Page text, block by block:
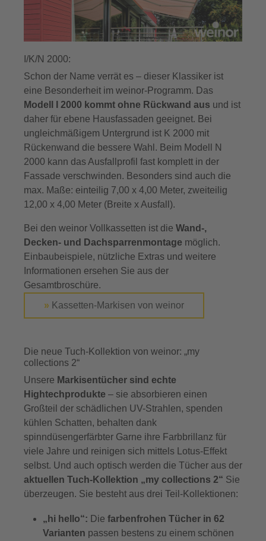
I/K/N 2000:
Schon der Name verrät es – dieser Klassiker ist
eine Besonderheit im weinor-Programm. Das
Modell I 2000 kommt ohne Rückwand aus und ist
daher für ebene Hausfassaden geeignet. Bei
ungleichmäßigem Untergrund ist K 2000 mit
Rückenwand die bessere Wahl. Beim Modell N
2000 kann das Ausfallprofil fast komplett in der
Fassade verschwinden. Besonders sind auch die
max. Maße: einteilig 7,00 x 4,00 Meter, zweiteilig
12,00 x 4,00 Meter (Breite x Ausfall).
Bei den weinor Vollkassetten ist die Wand-,
Decken- und Dachsparrenmontage möglich.
Einbaubeispiele, nützliche Extras und weitere
Informationen ersehen Sie aus der
Gesamtbroschüre.
» Kassetten-Markisen von weinor
Die neue Tuch-Kollektion von weinor: „my
collections 2“
Unsere Markisentücher sind echte
Hightechprodukte – sie absorbieren einen
Großteil der schädlichen UV-Strahlen, spenden
kühlen Schatten, behalten dank
spinndüsengerfärbter Garne ihre Farbbrillanz für
viele Jahre und reinigen sich mittels Lotus-Effekt
selbst. Und auch optisch werden die Tücher aus der
aktuellen Tuch-Kollektion „my collections 2“ Sie
überzeugen. Sie besteht aus drei Teil-Kollektionen:
„hi hello“: Die farbenfrohen Tücher in 62
Varianten passen bestens zu einem schönen